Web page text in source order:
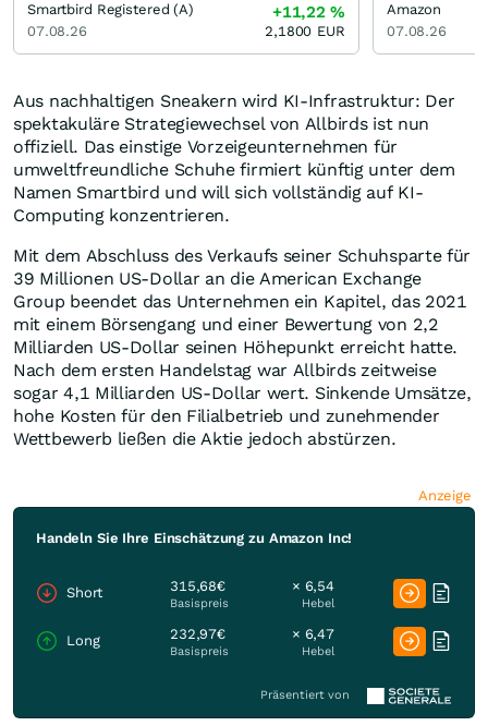
Aus nachhaltigen Sneakern wird KI-Infrastruktur: Der
spektakuläre Strategiewechsel von Allbirds ist nun
offiziell. Das einstige Vorzeigeunternehmen für
umweltfreundliche Schuhe firmiert künftig unter dem
Namen Smartbird und will sich vollständig auf KI-
Computing konzentrieren.
Mit dem Abschluss des Verkaufs seiner Schuhsparte für
39 Millionen US-Dollar an die American Exchange
Group beendet das Unternehmen ein Kapitel, das 2021
mit einem Börsengang und einer Bewertung von 2,2
Milliarden US-Dollar seinen Höhepunkt erreicht hatte.
Nach dem ersten Handelstag war Allbirds zeitweise
sogar 4,1 Milliarden US-Dollar wert. Sinkende Umsätze,
hohe Kosten für den Filialbetrieb und zunehmender
Wettbewerb ließen die Aktie jedoch abstürzen.
Anzeige
Handeln Sie Ihre Einschätzung zu Amazon Inc!
Short 315,68€
Basispreis
× 6,54
Hebel
Long 232,97€
Basispreis
× 6,47
Hebel
Präsentiert von
Smartbird Registered (A)
07.08.26
+11,22%
2,1800 EUR
Amazon
07.08.26